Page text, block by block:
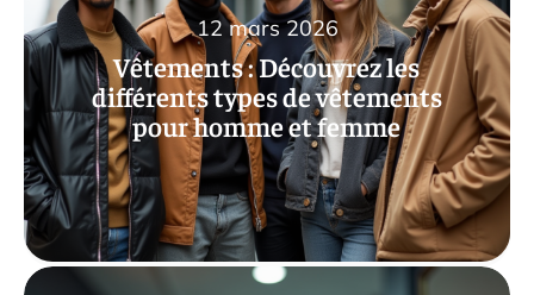
Vêtements : Découvrez les
différents types de vêtements
pour homme et femme
12 mars 2026